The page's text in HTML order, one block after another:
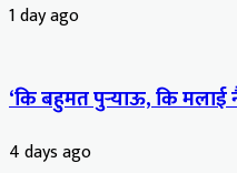
1 day ago
‘कि बहुमत पुर्‍याऊ, कि मलाई
4 days ago